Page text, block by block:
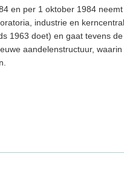
en per 1 oktober 1984
industrie en
1963 doet) en gaat tevens
aandelenstructuur,